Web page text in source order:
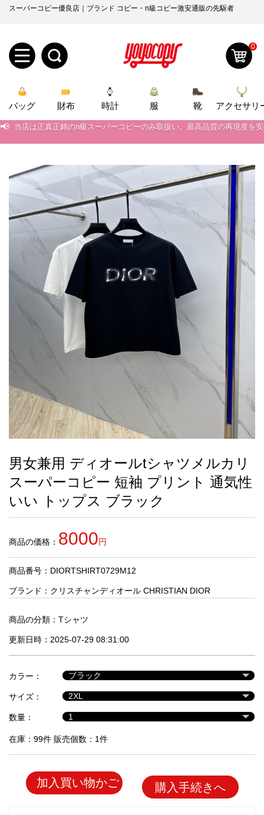
スーパーコピー優良店｜ブランド コピー・n級コピー激安通販の先駆者
規
ユ
ー
録
ロ
グ
オ
ー
お
yoyocopys@gmail.com
2026人気特集
バッグ
財布
時計
ズボン
衣装セット
住まい用品
アクセサリー
ベルト
スカーフ
アイフォーンケ
小物
最
新
製
品
お
す
す
め
商
人
気
商
セ
ル
品
0
バッグ 財布 時計 服 靴 アクセサリ
当店は正真正銘のn級スーパーコピーのみ取扱い。最高品質の再現度を
当店は正真正銘のn級スーパーコピーのみ取扱い。最高品質の再現度を
2026春の新作続々更新中！期間中のご注文でお得な割引をご利用いただ
新作入荷！ルイ・ヴィトンスーパーコピー バッグ最新モデルが登場。
男女兼用 ディオールtシャツメルカリ
スーパーコピー 短袖 プリント 通気性
いい トップス ブラック
商品の価格： 8000円
商品番号：DIORTSHIRT0729M12
ブランド： クリスチャンディオール CHRISTIAN DIOR
商品の分類： Tシャツ
更新日時：2025-07-29 08:31:00
カラー：
サイズ：
数量：
在庫：99件 販売個数：1件
加入買い物かご 購入手続きへ